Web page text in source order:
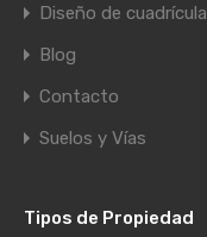
Diseño de cuadrícula
Blog
Contacto
Suelos y Vías
Tipos de Propiedad